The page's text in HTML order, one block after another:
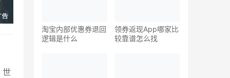
世
淘宝内部优惠券退回
逻辑是什么
领券返现App哪家比
较靠谱怎么找